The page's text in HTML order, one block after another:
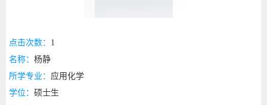
点击次数： 1
名称： 杨静
所学专业： 应用化学
学位： 硕士生